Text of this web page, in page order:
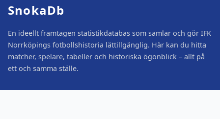
SnokaDb
En ideellt framtagen statistikdatabas som samlar och gör IFK
Norrköpings fotbollshistoria lättillgänglig. Här kan du hitta
matcher, spelare, tabeller och historiska ögonblick – allt på
ett och samma ställe.